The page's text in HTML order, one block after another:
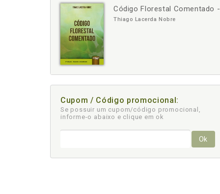
Código Florestal Comentado
Thiago Lacerda Nobre
- +
Cupom / Código promocional:
Se possuir um cupom/código promocional,
informe-o abaixo e clique em ok
Ok